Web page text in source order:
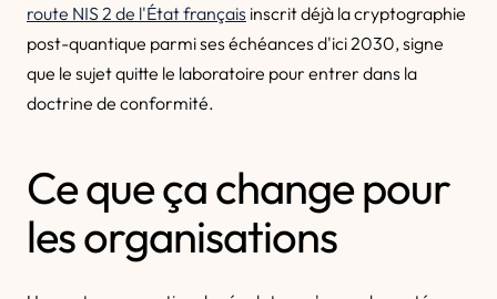
route NIS 2 de l'État français inscrit déjà la cryptographie
post-quantique parmi ses échéances d'ici 2030, signe
que le sujet quitte le laboratoire pour entrer dans la
doctrine de conformité.
Ce que ça change pour
les organisations